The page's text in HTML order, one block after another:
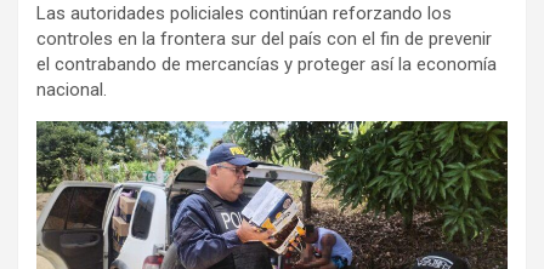
Las autoridades policiales continúan reforzando los
controles en la frontera sur del país con el fin de prevenir
el contrabando de mercancías y proteger así la economía
nacional.